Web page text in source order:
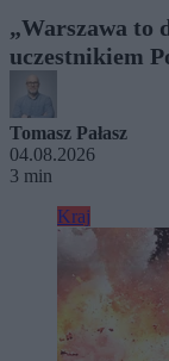
„Warszawa to
uczestnikiem
Tomasz Pałasz
04.08.2026
3 min
Kraj